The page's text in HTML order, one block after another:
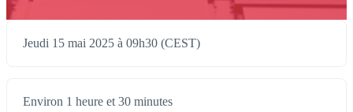
Jeudi 15 mai 2025 à 09h30 (CEST)
Environ 1 heure et 30 minutes